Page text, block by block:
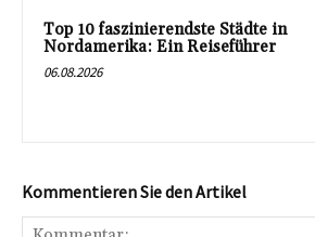
Top 10 faszinierendste Städte in
Nordamerika: Ein Reiseführer
06.08.2026
Kommentieren Sie den Artikel